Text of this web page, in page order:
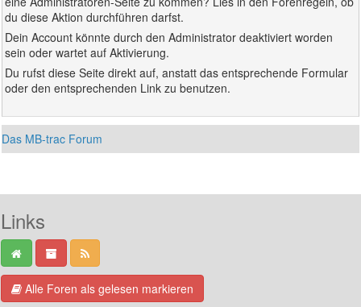
du diese Aktion durchführen darfst.
Dein Account könnte durch den Administrator deaktiviert worden
sein oder wartet auf Aktivierung.
Du rufst diese Seite direkt auf, anstatt das entsprechende Formular
oder den entsprechenden Link zu benutzen.
Das MB-trac Forum
Links
Alle Foren als gelesen markieren